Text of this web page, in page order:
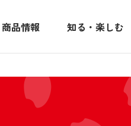
商品情報 知る・楽しむ